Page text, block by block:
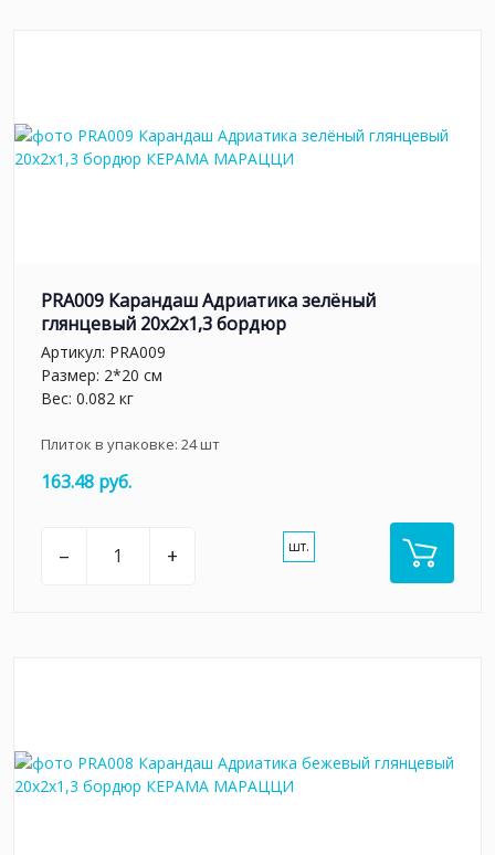
PRA009 Карандаш Адриатика зелёный
глянцевый 20x2x1,3 бордюр
Артикул: PRA009
Размер: 2*20 см
Вес: 0.082 кг
Плиток в упаковке: 24шт
163.48 руб.
– + шт.